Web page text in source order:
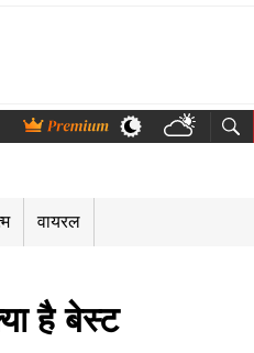
Bengali Telugu Tamil
वायरल
है बेस्‍ट